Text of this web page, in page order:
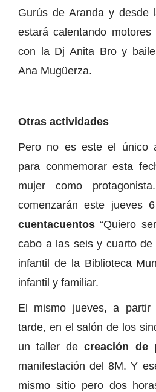
Gurús de Aranda y desde
estará calentando
con la Dj Anita Bro y
Ana Mugüerza.
Otras actividades
Pero no es este el único
para conmemorar esta
mujer como
comenzarán este jueves
cuentacuentos “Quiero
cabo a las seis y cuarto
infantil de la Biblioteca
infantil y familiar.
El mismo jueves, a
tarde, en el salón de los
un taller decreación de
manifestación del 8M. Y
mismo sitio pero dos